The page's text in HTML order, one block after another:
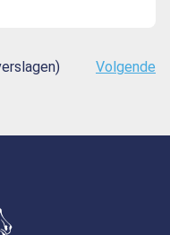
Volgende